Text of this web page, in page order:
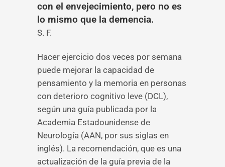
con el envejecimiento, pero no es
lo mismo que la demencia.
S. F.
Hacer ejercicio dos veces por semana
puede mejorar la capacidad de
pensamiento y la memoria en personas
con deterioro cognitivo leve (DCL),
según una guía publicada por la
Academia Estadounidense de
Neurología (AAN, por sus siglas en
inglés). La recomendación, que es una
actualización de la guía previa de la